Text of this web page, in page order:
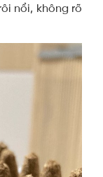
nổi, không rõ